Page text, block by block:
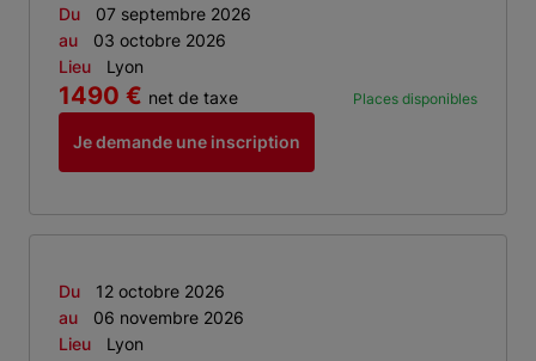
Du
07 septembre 2026
au
03 octobre 2026
Lieu
Lyon
Places disponibles
1490 € net de taxe
Je demande une inscription
Du
12 octobre 2026
au
06 novembre 2026
Lieu
Lyon